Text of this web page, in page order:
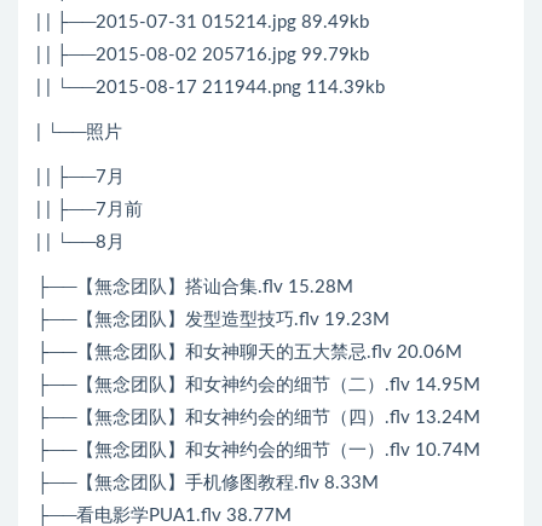
| | ├──2015-07-31 015214.jpg 89.49kb
| | ├──2015-08-02 205716.jpg 99.79kb
| | └──2015-08-17 211944.png 114.39kb
| └──照片
| | ├──7月
| | ├──7月前
| | └──8月
├──【無念团队】搭讪合集.flv 15.28M
├──【無念团队】发型造型技巧.flv 19.23M
├──【無念团队】和女神聊天的五大禁忌.flv 20.06M
├──【無念团队】和女神约会的细节（二）.flv 14.95M
├──【無念团队】和女神约会的细节（四）.flv 13.24M
├──【無念团队】和女神约会的细节（一）.flv 10.74M
├──【無念团队】手机修图教程.flv 8.33M
├──看电影学PUA1.flv 38.77M